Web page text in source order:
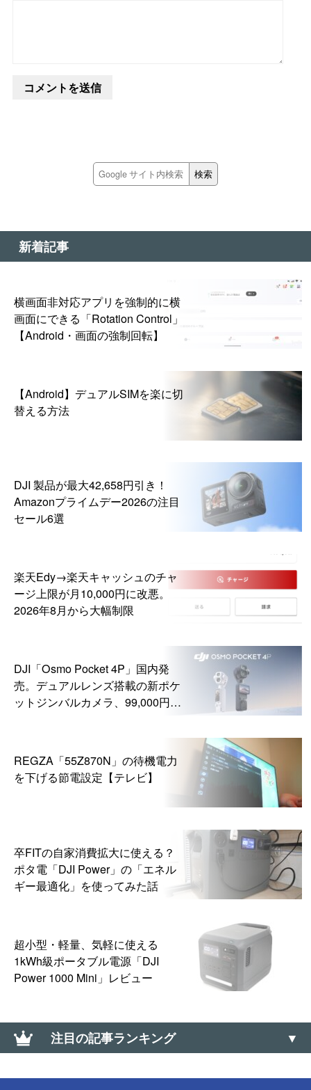
新着記事
横画面非対応アプリを強制的に横
画面にできる「Rotation Control」
【Android・画面の強制回転】
【Android】デュアルSIMを楽に切
替える方法
DJI 製品が最大42,658円引き！
Amazonプライムデー2026の注目
セール6選
楽天Edy→楽天キャッシュのチャ
ージ上限が月10,000円に改悪。
2026年8月から大幅制限
DJI「Osmo Pocket 4P」国内発
売。デュアルレンズ搭載の新ポケ
ットジンバルカメラ、99,000円か
REGZA「55Z870N」の待機電力
を下げる節電設定【テレビ】
卒FITの自家消費拡大に使える？
ポタ電「DJI Power」の「エネル
ギー最適化」を使ってみた話
超小型・軽量、気軽に使える
1kWh級ポータブル電源「DJI
Power 1000 Mini」レビュー
注目の記事ランキング